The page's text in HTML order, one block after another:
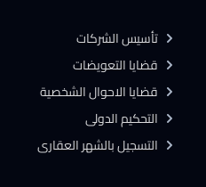
تأسيس الشركات
قضايا التعويضات
قضايا الاحوال الشخصية
التحكيم الدولى
التسجيل بالشهر العقارى